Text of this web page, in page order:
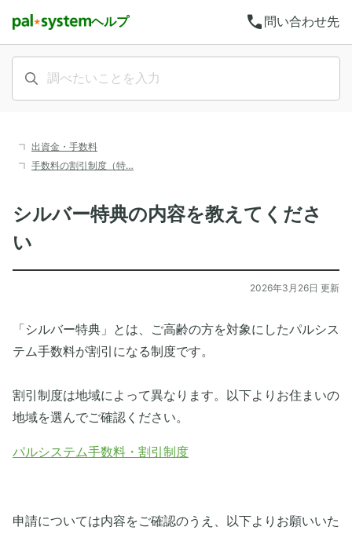
ヘルプ call 問い合わせ先
出資金・手数料
手数料の割引制度（特…
シルバー特典の内容を教えてくださ
い
2026年3月26日 更新
「シルバー特典」とは、ご高齢の方を対象にしたパルシス
テム手数料が割引になる制度です。
割引制度は地域によって異なります。以下よりお住まいの
地域を選んでご確認ください。
パルシステム手数料・割引制度
申請については内容をご確認のうえ、以下よりお願いいた